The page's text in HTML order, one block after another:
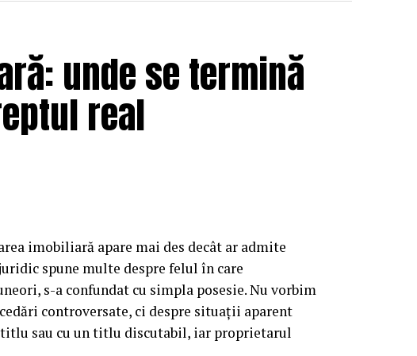
pentru timp de actiune, putere de inmuiere
masina iesita din program va avea urme
pe o suprafata cu noroi uscat si sa vezi cat
jumatate din murdarie, spuma nu este
pentru a nu forta apa sub capace.
apa uniform, fara presiune directionata.
semnificativ riscul de reclamatii pe
unde se termină
real
imobiliară apare mai des decât ar admite
spune multe despre felul în care
s-a confundat cu simpla posesie. Nu vorbim
controversate, ci despre situații aparent
sau cu un titlu discutabil, iar proprietarul